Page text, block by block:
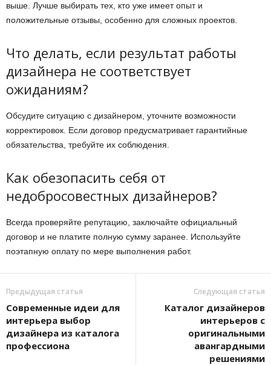
выше. Лучше выбирать тех, кто уже имеет опыт и
положительные отзывы, особенно для сложных проектов.
Что делать, если результат работы
дизайнера не соответствует
ожиданиям?
Обсудите ситуацию с дизайнером, уточните возможности
корректировок. Если договор предусматривает гарантийные
обязательства, требуйте их соблюдения.
Как обезопасить себя от
недобросовестных дизайнеров?
Всегда проверяйте репутацию, заключайте официальный
договор и не платите полную сумму заранее. Используйте
поэтапную оплату по мере выполнения работ.
Предыдущая статья
Современные идеи для
интерьера выбор
дизайнера из каталога
профессиона
Следующая статья
Каталог дизайнеров
интерьеров с
оригинальными
авангардными
решениями